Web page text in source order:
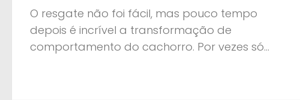
O resgate não foi fácil, mas pouco tempo
depois é incrível a transformação de
comportamento do cachorro. Por vezes só...